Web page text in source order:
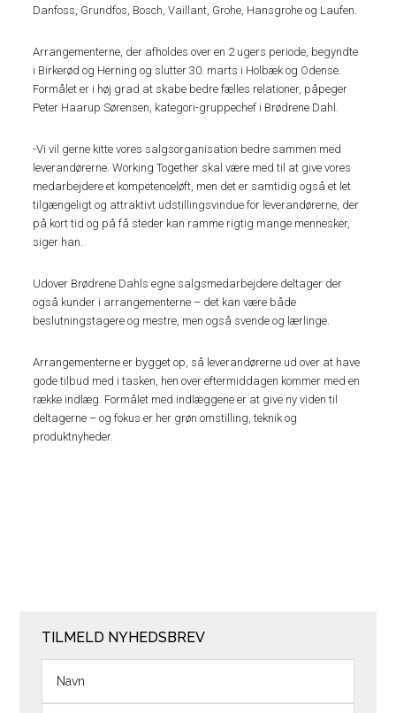
Danfoss, Grundfos, Bosch, Vaillant, Grohe, Hansgrohe og Laufen.
Arrangementerne, der afholdes over en 2 ugers periode, begyndte
i Birkerød og Herning og slutter 30. marts i Holbæk og Odense.
Formålet er i høj grad at skabe bedre fælles relationer, påpeger
Peter Haarup Sørensen, kategori-gruppechef i Brødrene Dahl.
-Vi vil gerne kitte vores salgsorganisation bedre sammen med
leverandørerne. Working Together skal være med til at give vores
medarbejdere et kompetenceløft, men det er samtidig også et let
tilgængeligt og attraktivt udstillingsvindue for leverandørerne, der
på kort tid og på få steder kan ramme rigtig mange mennesker,
siger han.
Udover Brødrene Dahls egne salgsmedarbejdere deltager der
også kunder i arrangementerne – det kan være både
beslutningstagere og mestre, men også svende og lærlinge.
Arrangementerne er bygget op, så leverandørerne ud over at have
gode tilbud med i tasken, hen over eftermiddagen kommer med en
række indlæg. Formålet med indlæggene er at give ny viden til
deltagerne – og fokus er her grøn omstilling, teknik og
produktnyheder.
TILMELD NYHEDSBREV